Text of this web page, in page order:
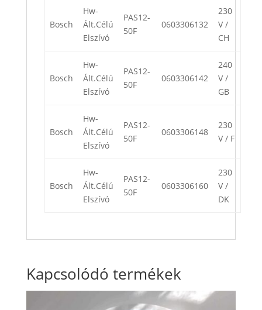
Bosch
Hw-
Ált.Célú
Elszívó
PAS12-
50F
0603306132
230
V /
CH
Bosch
Hw-
Ált.Célú
Elszívó
PAS12-
50F
0603306142
240
V /
GB
Bosch
Hw-
Ált.Célú
Elszívó
PAS12-
50F
0603306148
230
V / F
Bosch
Hw-
Ált.Célú
Elszívó
PAS12-
50F
0603306160
230
V /
DK
Kapcsolódó termékek